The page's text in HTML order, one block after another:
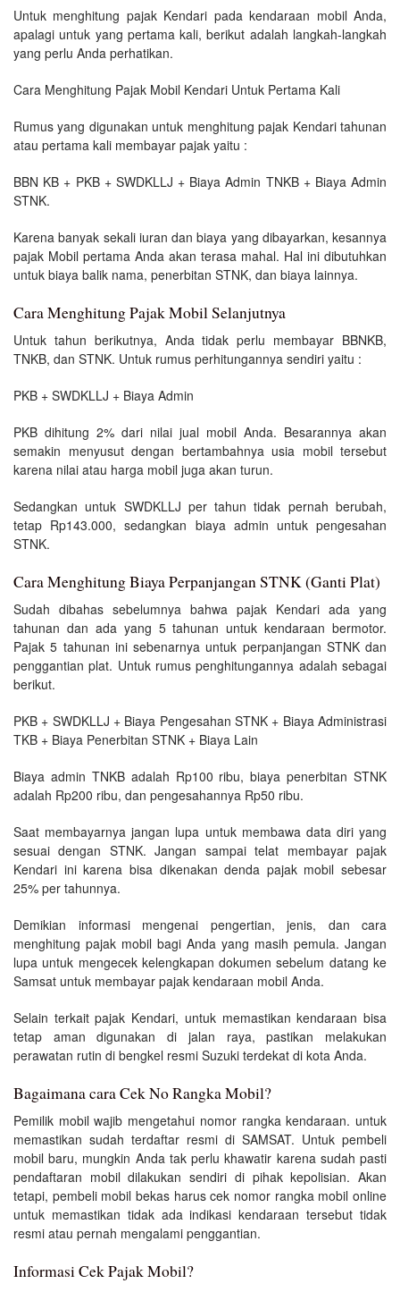
Untuk menghitung pajak Kendari pada kendaraan mobil Anda,
apalagi untuk yang pertama kali, berikut adalah langkah-langkah
yang perlu Anda perhatikan.
Cara Menghitung Pajak Mobil Kendari Untuk Pertama Kali
Rumus yang digunakan untuk menghitung pajak Kendari tahunan
atau pertama kali membayar pajak yaitu :
BBN KB + PKB + SWDKLLJ + Biaya Admin TNKB + Biaya Admin
STNK.
Karena banyak sekali iuran dan biaya yang dibayarkan, kesannya
pajak Mobil pertama Anda akan terasa mahal. Hal ini dibutuhkan
untuk biaya balik nama, penerbitan STNK, dan biaya lainnya.
Cara Menghitung Pajak Mobil Selanjutnya
Untuk tahun berikutnya, Anda tidak perlu membayar BBNKB,
TNKB, dan STNK. Untuk rumus perhitungannya sendiri yaitu :
PKB + SWDKLLJ + Biaya Admin
PKB dihitung 2% dari nilai jual mobil Anda. Besarannya akan
semakin menyusut dengan bertambahnya usia mobil tersebut
karena nilai atau harga mobil juga akan turun.
Sedangkan untuk SWDKLLJ per tahun tidak pernah berubah,
tetap Rp143.000, sedangkan biaya admin untuk pengesahan
STNK.
Cara Menghitung Biaya Perpanjangan STNK (Ganti Plat)
Sudah dibahas sebelumnya bahwa pajak Kendari ada yang
tahunan dan ada yang 5 tahunan untuk kendaraan bermotor.
Pajak 5 tahunan ini sebenarnya untuk perpanjangan STNK dan
penggantian plat. Untuk rumus penghitungannya adalah sebagai
berikut.
PKB + SWDKLLJ + Biaya Pengesahan STNK + Biaya Administrasi
TKB + Biaya Penerbitan STNK + Biaya Lain
Biaya admin TNKB adalah Rp100 ribu, biaya penerbitan STNK
adalah Rp200 ribu, dan pengesahannya Rp50 ribu.
Saat membayarnya jangan lupa untuk membawa data diri yang
sesuai dengan STNK. Jangan sampai telat membayar pajak
Kendari ini karena bisa dikenakan denda pajak mobil sebesar
25% per tahunnya.
Demikian informasi mengenai pengertian, jenis, dan cara
menghitung pajak mobil bagi Anda yang masih pemula. Jangan
lupa untuk mengecek kelengkapan dokumen sebelum datang ke
Samsat untuk membayar pajak kendaraan mobil Anda.
Selain terkait pajak Kendari, untuk memastikan kendaraan bisa
tetap aman digunakan di jalan raya, pastikan melakukan
perawatan rutin di bengkel resmi Suzuki terdekat di kota Anda.
Bagaimana cara Cek No Rangka Mobil?
Pemilik mobil wajib mengetahui nomor rangka kendaraan. untuk
memastikan sudah terdaftar resmi di SAMSAT. Untuk pembeli
mobil baru, mungkin Anda tak perlu khawatir karena sudah pasti
pendaftaran mobil dilakukan sendiri di pihak kepolisian. Akan
tetapi, pembeli mobil bekas harus cek nomor rangka mobil online
untuk memastikan tidak ada indikasi kendaraan tersebut tidak
resmi atau pernah mengalami penggantian.
Informasi Cek Pajak Mobil?